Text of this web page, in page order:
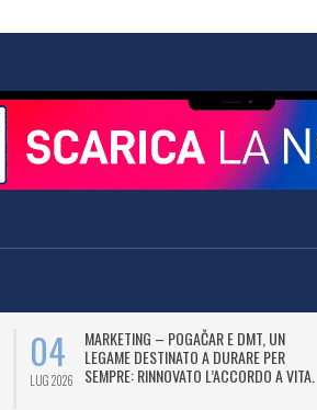
04
LUG 2026
MARKETING – POGAČAR E DMT, UN
LEGAME DESTINATO A DURARE PER
SEMPRE: RINNOVATO L’ACCORDO A VITA.